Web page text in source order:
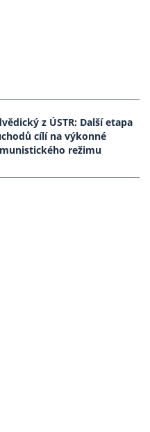
z ÚSTR: Další etapa
cílí na výkonné
režimu